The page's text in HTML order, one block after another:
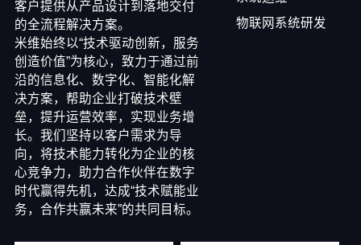
客户提供从产品设计到落地交付
的全流程解决方案。
米维始终以“技术驱动创新，服务
创造价值”为核心，致力于通过前
沿的信息化、数字化、智能化解
决方案，帮助企业打破技术壁
垒，提升运营效率，实现业务增
长。我们坚持以客户需求为导
向，将技术能力转化为企业的核
心竞争力，助力合作伙伴在数字
时代赢得先机，达成“技术赋能业
务，合作共赢未来”的共同目标。
物联网系统研发